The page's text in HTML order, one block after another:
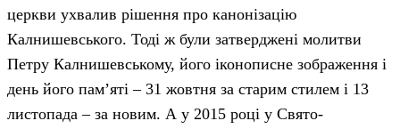
церкви ухвалив рішення про канонізацію
Калнишевського. Тоді ж були затверджені молитви
Петру Калнишевському, його іконописне зображення і
день його пам’яті – 31 жовтня за старим стилем і 13
листопада – за новим. А у 2015 році у Свято-